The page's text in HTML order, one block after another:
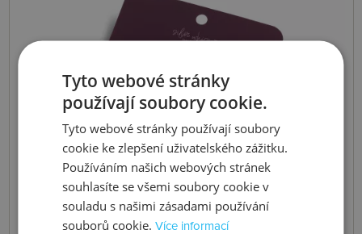
Tyto webové stránky
používají soubory cookie.
Tyto webové stránky používají soubory
cookie ke zlepšení uživatelského zážitku.
Používáním našich webových stránek
souhlasíte se všemi soubory cookie v
souladu s našimi zásadami používání
souborů cookie.Více informací